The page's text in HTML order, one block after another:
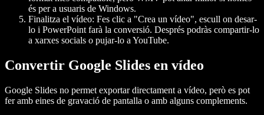
és per a usuaris de Windows.
Finalitza el vídeo: Fes clic a "Crea un vídeo", escull on desar-
lo i PowerPoint farà la conversió. Després podràs compartir-lo
a xarxes socials o pujar-lo a YouTube.
Convertir Google Slides en vídeo
Google Slides no permet exportar directament a vídeo, però es pot
fer amb eines de gravació de pantalla o amb alguns complements.